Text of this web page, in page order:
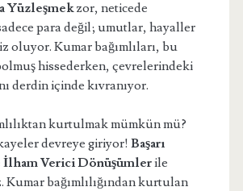
Yüzleşmekzor, neticede
para değil; umutlar, hayaller
oluyor. Kumar bağımlıları, bu
hissederken, çevrelerindeki
derdin içinde kıvranıyor.
kurtulmak mümkün mü?
devreye giriyor! Başarı
Verici Dönüşümlerile
Kumar bağımlılığından kurtulan